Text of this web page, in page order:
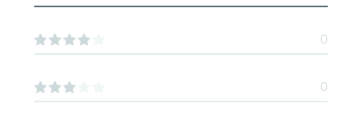
0
0